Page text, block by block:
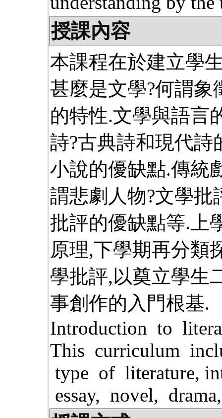
授課內容
本課程在於建立學
甚麼是文學?何謂象
的特性.文學與語言
詩?古典詩和現代詩
小說的優缺點.傳統
謂悲劇人物?文學
批評的優缺點等.上
原理,下學期再分類
學批評,以奠立學生
事創作的入門根基.
Introduction to
This curriculum
type of literature,
essay, novel,